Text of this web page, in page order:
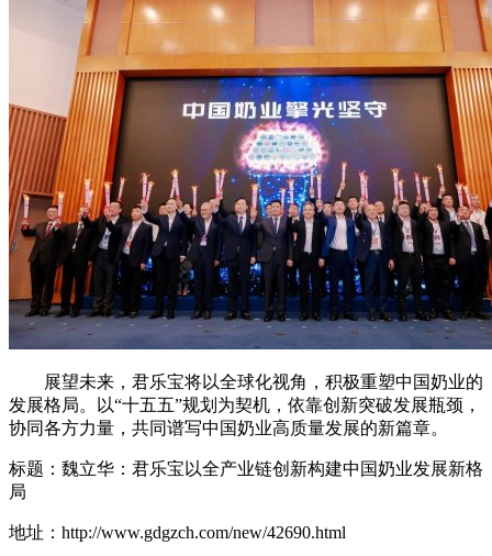
展望未来，君乐宝将以全球化视角，积极重塑中国奶业的
发展格局。以“十五五”规划为契机，依靠创新突破发展瓶颈，
协同各方力量，共同谱写中国奶业高质量发展的新篇章。
标题：魏立华：君乐宝以全产业链创新构建中国奶业发展新格
局
地址：http://www.gdgzch.com/new/42690.html